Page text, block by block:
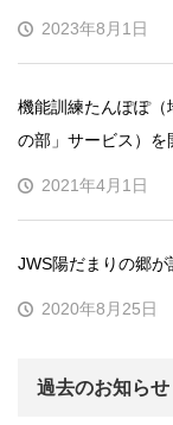
2023年8月1日
機能訓練たんぽぽ
の部」サービス）を
2021年4月1日
JWS陽だまりの郷が
2020年8月25日
過去のお知らせ